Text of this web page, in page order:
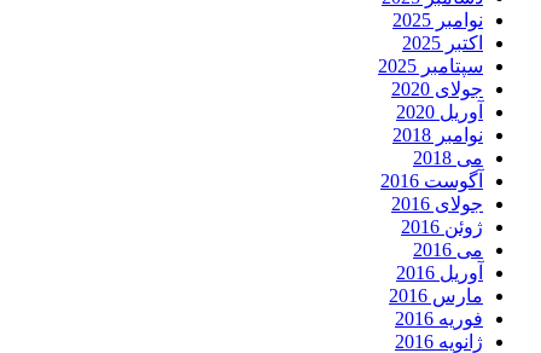
نوامبر 2025
اکتبر 2025
سپتامبر 2025
جولای 2020
آوریل 2020
نوامبر 2018
می 2018
آگوست 2016
جولای 2016
ژوئن 2016
می 2016
آوریل 2016
مارس 2016
فوریه 2016
ژانویه 2016